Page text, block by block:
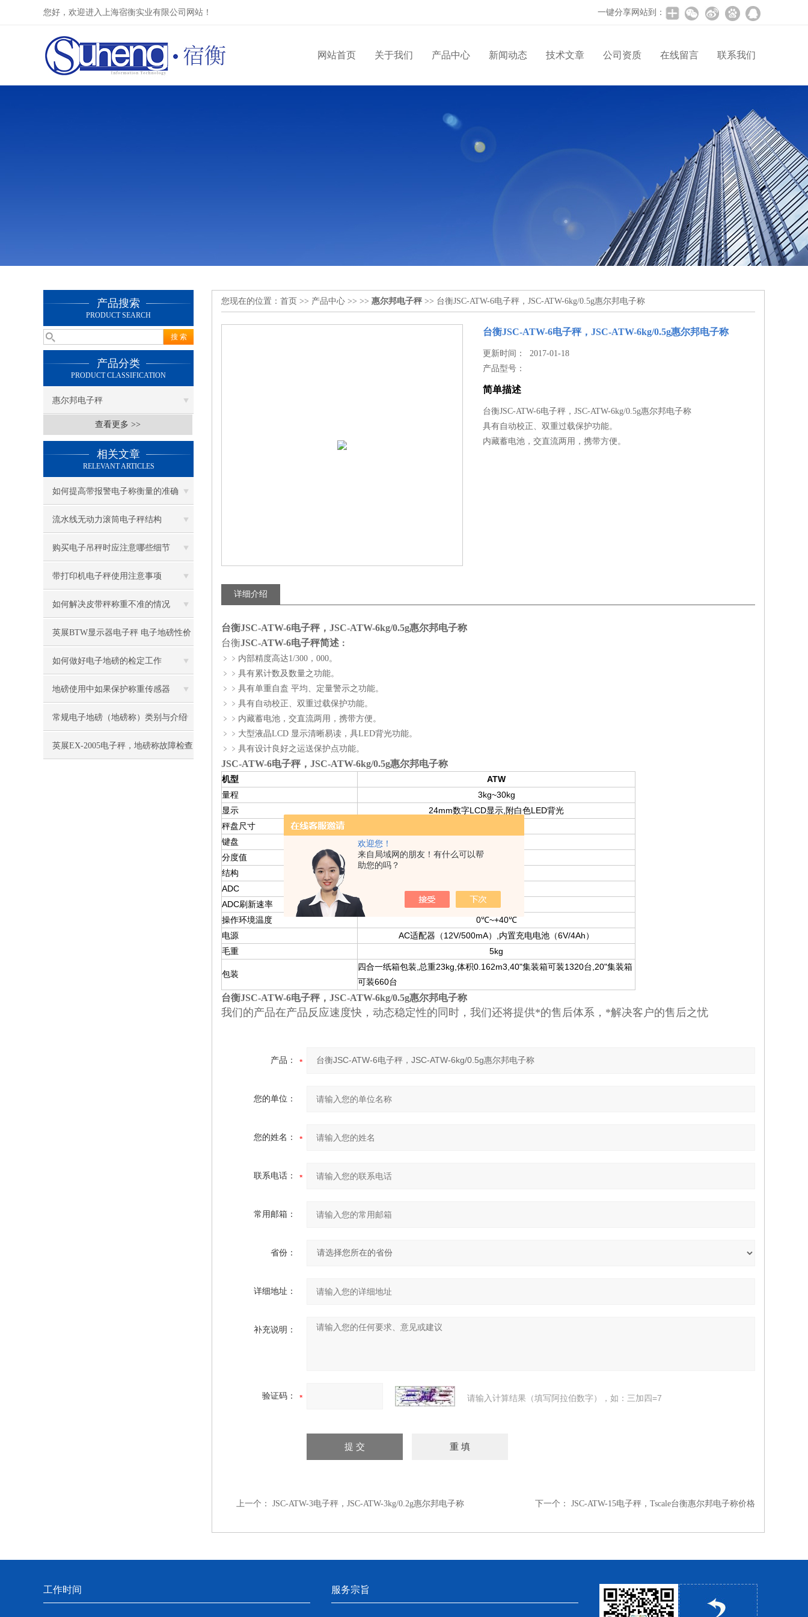
欢迎您！
来自局域网的朋友！有什么可以帮
助您的吗？
您好，欢迎进入上海宿衡实业有限公司网站！ 一键分享网站到：
网站首页 关于我们 产品中心 新闻动态 技术文章 公司资质 在线留言 联系我们
产品搜索
PRODUCT SEARCH
产品分类
PRODUCT CLASSIFICATION
惠尔邦电子秤
查看更多 >>
相关文章
RELEVANT ARTICLES
如何提高带报警电子称衡量的准确
度？
流水线无动力滚筒电子秤结构
购买电子吊秤时应注意哪些细节
带打印机电子秤使用注意事项
如何解决皮带秤称重不准的情况
英展BTW显示器电子秤 电子地磅性价
比高
如何做好电子地磅的检定工作
地磅使用中如果保护称重传感器
常规电子地磅（地磅称）类别与介绍
英展EX-2005电子秤，地磅称故障检查
您现在的位置： 首页 >> 产品中心 >> >> 惠尔邦电子秤 >> 台衡JSC-ATW-6电子秤，JSC-ATW-6kg/0.5g惠尔邦电子称
台衡JSC-ATW-6电子秤，JSC-ATW-6kg/0.5g惠尔邦电子称
更新时间： 2017-01-18
产品型号：
简单描述
台衡JSC-ATW-6电子秤，JSC-ATW-6kg/0.5g惠尔邦电子称
具有自动校正、双重过载保护功能。
内藏蓄电池，交直流两用，携带方便。
详细介绍
台衡JSC-ATW-6电子秤，JSC-ATW-6kg/0.5g惠尔邦电子称
台衡JSC-ATW-6电子秤简述 ：
﹥﹥内部精度高达1/300，000。
﹥﹥具有累计数及数量之功能。
﹥﹥具有单重自盍 平均、定量警示之功能。
﹥﹥具有自动校正、双重过载保护功能。
﹥﹥内藏蓄电池，交直流两用，携带方便。
﹥﹥大型液晶LCD 显示清晰易读，具LED背光功能。
﹥﹥具有设计良好之运送保护点功能。
JSC-ATW-6电子秤，JSC-ATW-6kg/0.5g惠尔邦电子称
机型
ATW
量程
3kg~30kg
显示
24mm数字LCD显示 附白色LED背光
秤盘尺寸
键盘
分度值
15,000d
结构
ADC Δ
ADC刷新速率 ≤1/10
操作环境温度 0℃~+40℃
电源 AC适配器 （12V/500mA）, 内置充电电池 （6V/4Ah）
毛重
5kg
包装
四合一纸箱包装, 总重23kg, 体积0.162m3 ,40"集装箱可装1320台 ,20"集装箱
可装660台
台衡JSC-ATW-6电子秤，JSC-ATW-6kg/0.5g惠尔邦电子称
我们的产品在产品反应速度快，动态稳定性的同时，我们还将提供*的售后体系，*解决客户的售后之忧
产品：
您的单位：
您的姓名：
联系电话：
常用邮箱：
省份：
详细地址：
补充说明：
验证码： 请输入计算结果（填写阿拉伯数字），如：三加四=7
上一个： JSC-ATW-3电子秤，JSC-ATW-3kg/0.2g惠尔邦电子称 下一个： JSC-ATW-15电子秤，Tscale台衡惠尔邦电子称价格
工作时间 服务宗旨